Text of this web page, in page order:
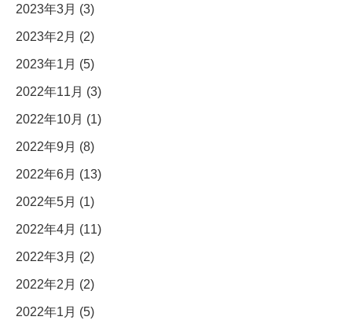
2023年3月 (3)
2023年2月 (2)
2023年1月 (5)
2022年11月 (3)
2022年10月 (1)
2022年9月 (8)
2022年6月 (13)
2022年5月 (1)
2022年4月 (11)
2022年3月 (2)
2022年2月 (2)
2022年1月 (5)